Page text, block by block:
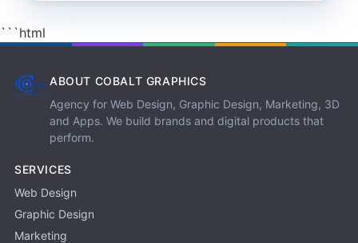
```html
ABOUT COBALT GRAPHICS
Agency for Web Design, Graphic Design, Marketing, 3D
and Apps. We build brands and digital products that
perform.
SERVICES
Web Design
Graphic Design
Marketing